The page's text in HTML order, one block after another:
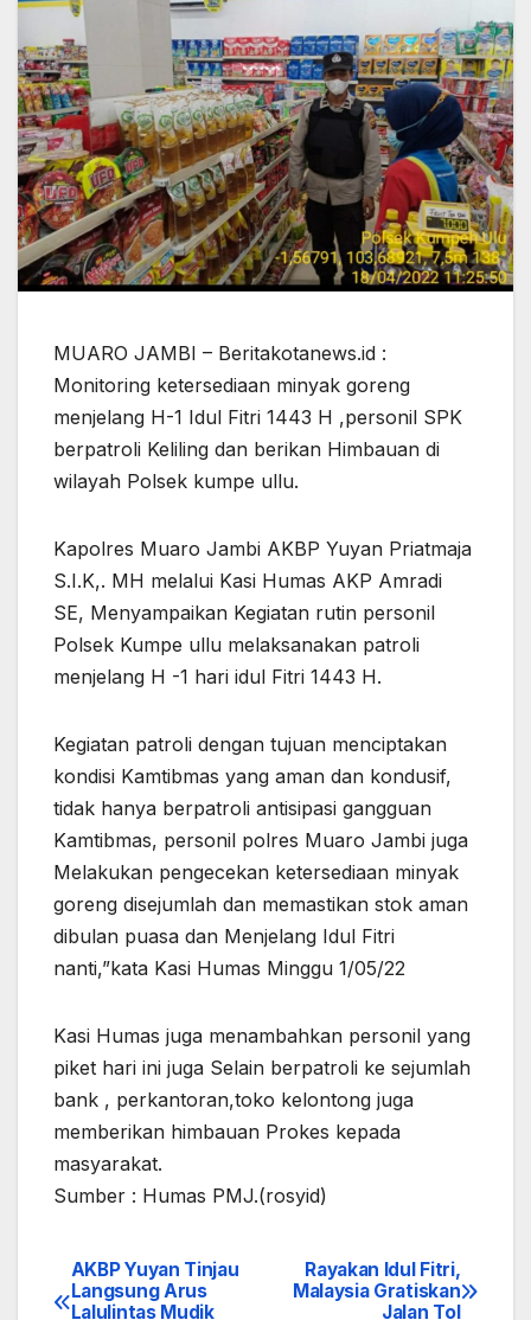
MUARO JAMBI – Beritakotanews.id :
Monitoring ketersediaan minyak goreng
menjelang H-1 Idul Fitri 1443 H ,personil SPK
berpatroli Keliling dan berikan Himbauan di
wilayah Polsek kumpe ullu.
Kapolres Muaro Jambi AKBP Yuyan Priatmaja
S.I.K,. MH melalui Kasi Humas AKP Amradi
SE, Menyampaikan Kegiatan rutin personil
Polsek Kumpe ullu melaksanakan patroli
menjelang H -1 hari idul Fitri 1443 H.
Kegiatan patroli dengan tujuan menciptakan
kondisi Kamtibmas yang aman dan kondusif,
tidak hanya berpatroli antisipasi gangguan
Kamtibmas, personil polres Muaro Jambi juga
Melakukan pengecekan ketersediaan minyak
goreng disejumlah dan memastikan stok aman
dibulan puasa dan Menjelang Idul Fitri
nanti,”kata Kasi Humas Minggu 1/05/22
Kasi Humas juga menambahkan personil yang
piket hari ini juga Selain berpatroli ke sejumlah
bank , perkantoran,toko kelontong juga
memberikan himbauan Prokes kepada
masyarakat.
Sumber : Humas PMJ.(rosyid)
Navigasi
Rayakan Idul Fitri,
Malaysia Gratiskan
Jalan Tol
AKBP Yuyan Tinjau
Langsung Arus
Lalulintas Mudik